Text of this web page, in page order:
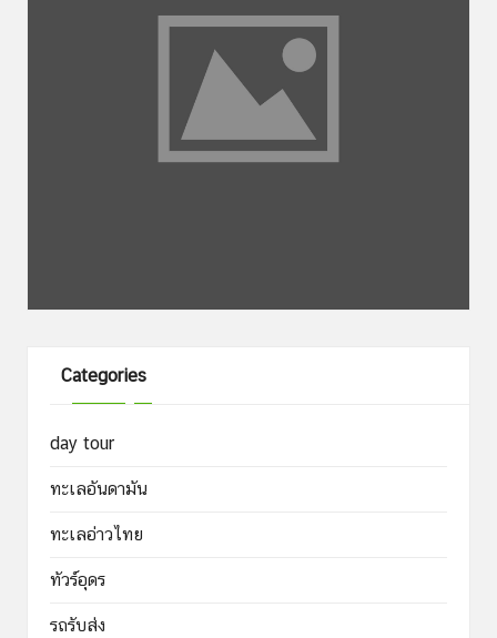
Categories
day tour
ทะเลอันดามัน
ทะเลอ่าวไทย
ทัวร์อุดร
รถรับส่ง